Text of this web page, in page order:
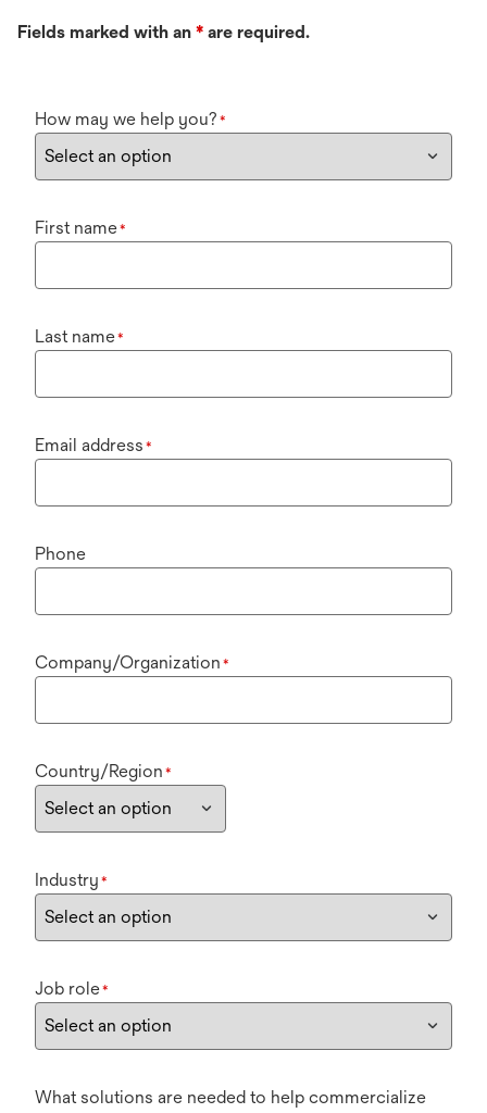
Fields marked with an * are required.
How may we help you? *
First name*
Last name*
Email address *
Phone
Company/Organization *
Country/Region *
Industry *
Job role*
What solutions are needed to help commercialize